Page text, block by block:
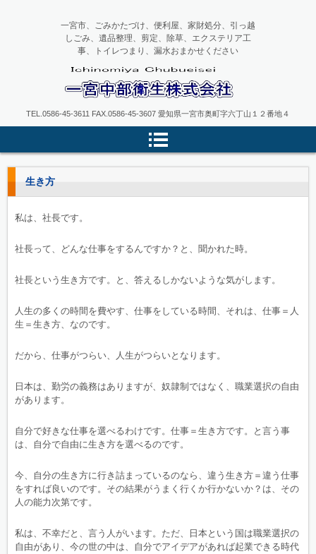
一宮中部衛生
一宮市、ごみかたづけ、便利屋、家財処分、引っ越
しごみ、遺品整理、剪定、除草、エクステリア工
事、トイレつまり、漏水おまかせください
TEL.0586-45-3611 FAX.0586-45-3607 愛知県一宮市奥町字六丁山１２番地４
生き方
私は、社長です。
社長って、どんな仕事をするんですか？と、聞かれた時。
社長という生き方です。と、答えるしかないような気がします。
人生の多くの時間を費やす、仕事をしている時間、それは、仕事＝人
生＝生き方、なのです。
だから、仕事がつらい、人生がつらいとなります。
日本は、勤労の義務はありますが、奴隷制ではなく、職業選択の自由
があります。
自分で好きな仕事を選べるわけです。仕事＝生き方です。と言う事
は、自分で自由に生き方を選べるのです。
今、自分の生き方に行き詰まっているのなら、違う生き方＝違う仕事
をすれば良いのです。その結果がうまく行くか行かないか？は、その
人の能力次第です。
私は、不幸だと、言う人がいます。ただ、日本という国は職業選択の
自由があり、今の世の中は、自分でアイデアがあれば起業できる時代